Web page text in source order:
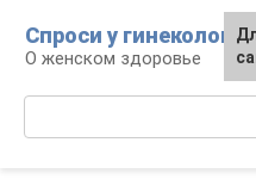
контенту
Спроси у гинеколога
О женском здоровье